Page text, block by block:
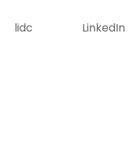
lidc LinkedIn